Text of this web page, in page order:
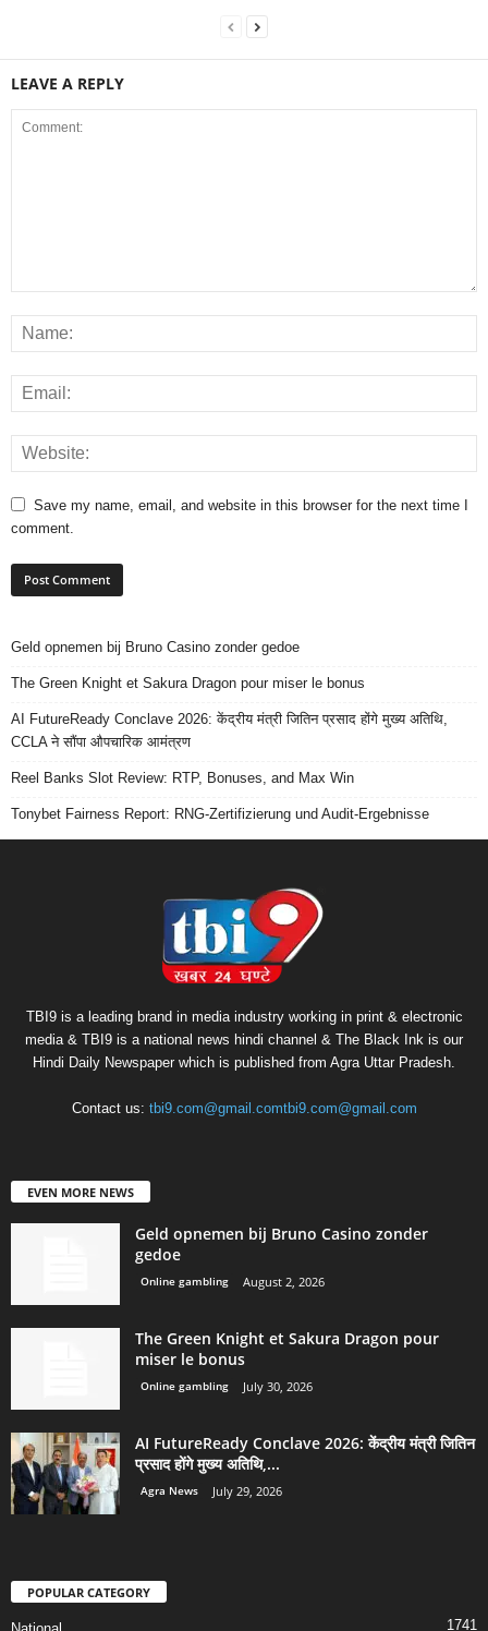
LEAVE A REPLY
Save my name, email, and website in this browser for the next time I
comment.
Geld opnemen bij Bruno Casino zonder gedoe
The Green Knight et Sakura Dragon pour miser le bonus
AI FutureReady Conclave 2026: केंद्रीय मंत्री जितिन प्रसाद होंगे मुख्य अतिथि,
CCLA ने सौंपा औपचारिक आमंत्रण
Reel Banks Slot Review: RTP, Bonuses, and Max Win
Tonybet Fairness Report: RNG-Zertifizierung und Audit-Ergebnisse
TBI9 is a leading brand in media industry working in print & electronic
media & TBI9 is a national news hindi channel & The Black Ink is our
Hindi Daily Newspaper which is published from Agra Uttar Pradesh.
Contact us: tbi9.com@gmail.comtbi9.com@gmail.com
EVEN MORE NEWS
Geld opnemen bij Bruno Casino zonder
gedoe
Online gambling August 2, 2026
The Green Knight et Sakura Dragon pour
miser le bonus
Online gambling July 30, 2026
AI FutureReady Conclave 2026: केंद्रीय मंत्री जितिन
प्रसाद होंगे मुख्य अतिथि,...
Agra News July 29, 2026
POPULAR CATEGORY
1741